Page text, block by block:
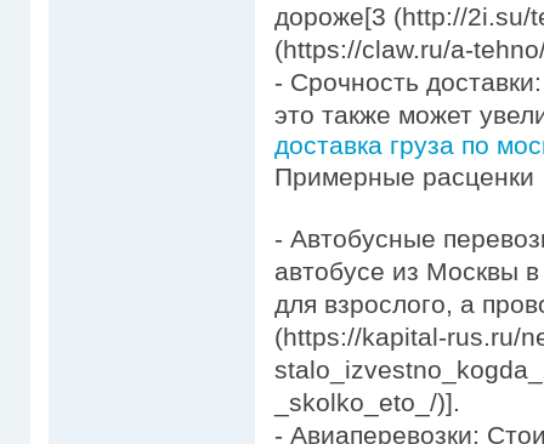
дороже[3 (http://2i.su/
(https://claw.ru/a-
- Срочность
это также может
доставка груза по
Примерные расценки
- Автобусные
автобусе из Москвы
для взрослого, а
(https://kapital-rus.ru/
_skolko_eto_/)].
- Авиаперевозки: